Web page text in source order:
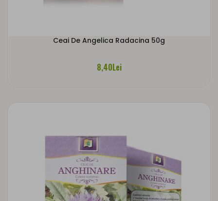
Ceai De Angelica Radacina 50g
8,40Lei